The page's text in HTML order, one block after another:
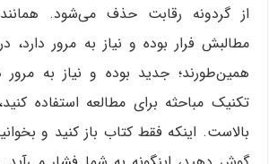
از گردونه رقابت حذف می‌شود.
مطالبش فرار بوده و نیاز به مرور
همین‌طورند؛ جدید بوده و نیاز به مرور
تکنیک مباحثه برای مطالعه استفاده
بالاست. اینکه فقط کتاب باز کنید و